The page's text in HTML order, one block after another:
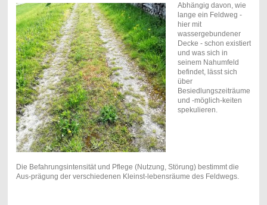
Abhängig davon, wie
lange ein Feldweg -
hier mit
wassergebundener
Decke - schon existiert
und was sich in
seinem Nahumfeld
befindet, lässt sich
über
Besiedlungszeiträume
und -möglich-keiten
spekulieren.
Die Befahrungsintensität und Pflege (Nutzung, Störung) bestimmt die
Aus-prägung der verschiedenen Kleinst-lebensräume des Feldwegs.